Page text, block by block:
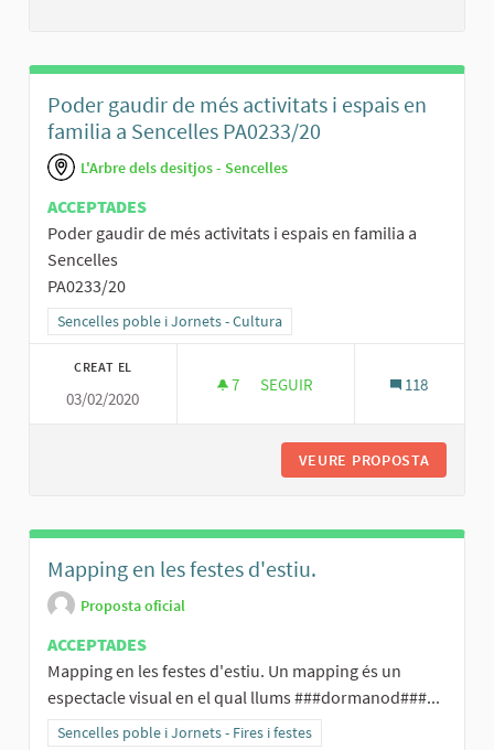
Poder gaudir de més activitats i espais en
familia a Sencelles PA0233/20
L'Arbre dels desitjos - Sencelles
ACCEPTADES
Poder gaudir de més activitats i espais en familia a
Sencelles
PA0233/20
Resultats al filtrar per la categoria: Sencelles poble i Jornets -
Sencelles poble i Jornets - Cultura
CREAT EL
03/02/2020
7 7 SEGUIDORES
SEGUIR 118
VEURE PROPOSTA
Mapping en les festes d'estiu.
Proposta oficial
ACCEPTADES
Mapping en les festes d'estiu. Un mapping és un
espectacle visual en el qual llums ###dormanod###...
Resultats al filtrar per la categoria: Sencelles poble i Jornets -
Sencelles poble i Jornets - Fires i festes